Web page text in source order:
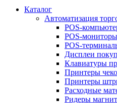
Каталог
Автоматизация
POS-
POS-мониторы
POS-
Дисплеи
Клавиатуры
Принтеры
Принтеры
Расходные
Ридеры